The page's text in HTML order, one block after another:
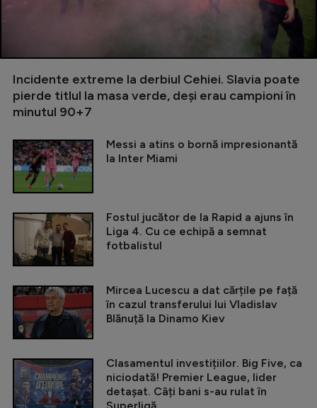
Incidente extreme la derbiul Cehiei. Slavia poate
pierde titlul la masa verde, deși erau campioni în
minutul 90+7
Messi a atins o bornă impresionantă
la Inter Miami
Fostul jucător de la Rapid a ajuns în
Liga 4. Cu ce echipă a semnat
fotbalistul
Mircea Lucescu a dat cărțile pe față
în cazul transferului lui Vladislav
Blănuță la Dinamo Kiev
Clasamentul investițiilor. Big Five, ca
niciodată! Premier League, lider
detașat. Câți bani s-au rulat în